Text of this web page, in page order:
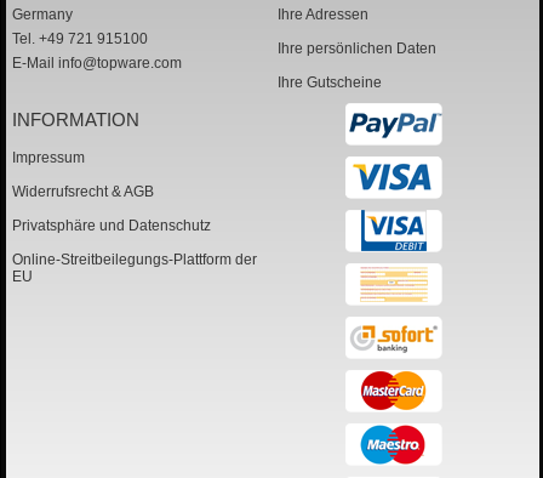
Germany
Tel. +49 721 915100
E-Mail info@topware.com
Ihre Adressen
Ihre persönlichen Daten
Ihre Gutscheine
INFORMATION
Impressum
Widerrufsrecht & AGB
Privatsphäre und Datenschutz
Online-Streitbeilegungs-Plattform der
EU